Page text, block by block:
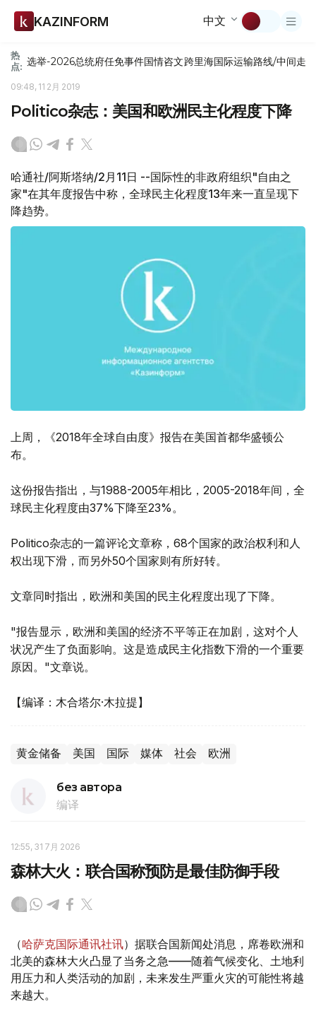
KAZINFORM 中文
热
点: 选举-2026总统府任免事件国情咨文跨里海国际运输路线/中间走廊
09:48, 11 2月 2019
Politico杂志：美国和欧洲民主化程度下降
哈通社/阿斯塔纳/2月11日 --国际性的非政府组织"自由之
家"在其年度报告中称，全球民主化程度13年来一直呈现下
降趋势。
上周，《2018年全球自由度》报告在美国首都华盛顿公
布。
这份报告指出，与1988-2005年相比，2005-2018年间，全
球民主化程度由37%下降至23%。
Politico杂志的一篇评论文章称，68个国家的政治权利和人
权出现下滑，而另外50个国家则有所好转。
文章同时指出，欧洲和美国的民主化程度出现了下降。
"报告显示，欧洲和美国的经济不平等正在加剧，这对个人
状况产生了负面影响。这是造成民主化指数下滑的一个重要
原因。"文章说。
【编译：木合塔尔·木拉提】
黄金储备 美国 国际 媒体 社会 欧洲
без автора
编译
12:55, 31 7月 2026
森林大火：联合国称预防是最佳防御手段
（哈萨克国际通讯社讯）据联合国新闻处消息，席卷欧洲和
北美的森林大火凸显了当务之急——随着气候变化、土地利
用压力和人类活动的加剧，未来发生严重火灾的可能性将越
来越大。